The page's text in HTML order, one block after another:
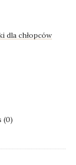
dla chłopców
(0)